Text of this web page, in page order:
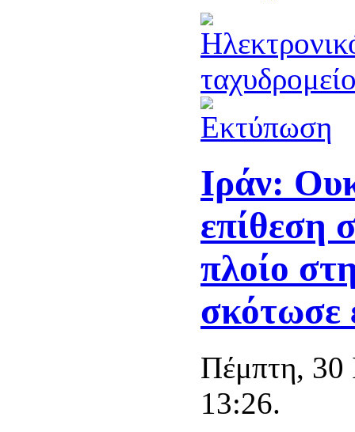
Ιράν:
επίθεση
πλοίο
σκότωσε
Πέμπτη, 30
13:26.